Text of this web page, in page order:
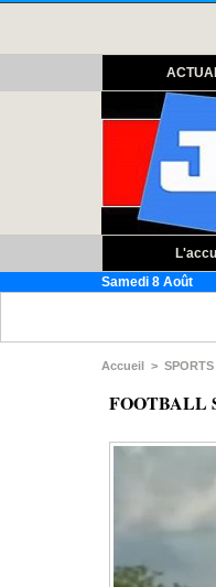
Samedi 8 Août
ACCUSES
Accueil > SPORTS
FOOTBALL